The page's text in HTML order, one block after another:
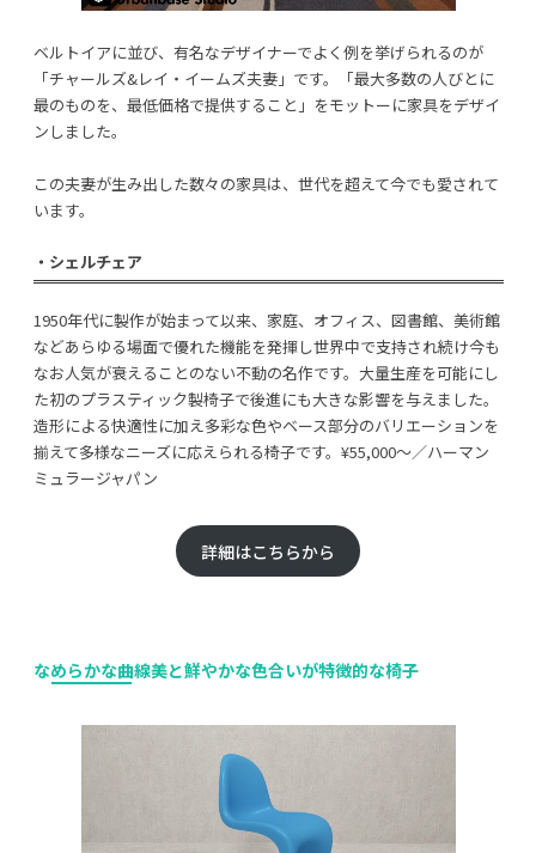
ベルトイアに並び、有名なデザイナーでよく例を挙げられるのが
「チャールズ&レイ・イームズ夫妻」です。「最大多数の人びとに
最のものを、最低価格で提供すること」をモットーに家具をデザイ
ンしました。
この夫妻が生み出した数々の家具は、世代を超えて今でも愛されて
います。
・シェルチェア
1950年代に製作が始まって以来、家庭、オフィス、図書館、美術館
などあらゆる場面で優れた機能を発揮し世界中で支持され続け今も
なお人気が衰えることのない不動の名作です。大量生産を可能にし
た初のプラスティック製椅子で後進にも大きな影響を与えました。
造形による快適性に加え多彩な色やベース部分のバリエーションを
揃えて多様なニーズに応えられる椅子です。¥55,000〜／ハーマン
ミュラージャパン
詳細はこちらから
なめらかな曲線美と鮮やかな色合いが特徴的な椅子